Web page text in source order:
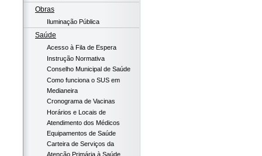
Obras
Iluminação Pública
Saúde
Acesso à Fila de Espera
Instrução Normativa
Conselho Municipal de Saúde
Como funciona o SUS em
Medianeira
Cronograma de Vacinas
Horários e Locais de
Atendimento dos Médicos
Equipamentos de Saúde
Carteira de Serviços da
Atenção Primária à Saúde